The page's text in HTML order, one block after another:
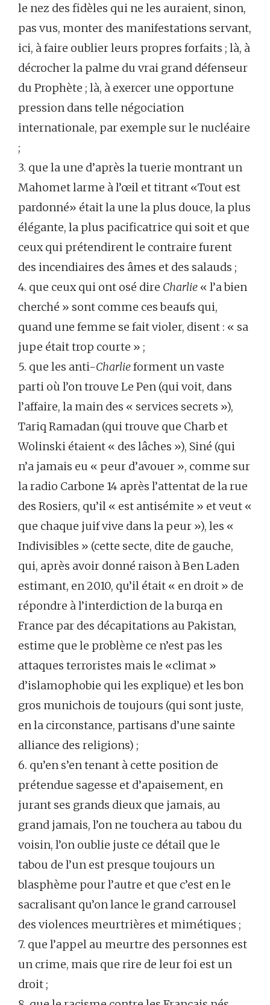
le nez des fidèles qui ne les auraient, sinon,
pas vus, monter des manifestations servant,
ici, à faire oublier leurs propres forfaits ; là, à
décrocher la palme du vrai grand défenseur
du Prophète ; là, à exercer une opportune
pression dans telle négociation
internationale, par exemple sur le nucléaire
;
3. que la une d’après la tuerie montrant un
Mahomet larme à l’œil et titrant «Tout est
pardonné» était la une la plus douce, la plus
élégante, la plus pacificatrice qui soit et que
ceux qui prétendirent le contraire furent
des incendiaires des âmes et des salauds ;
4. que ceux qui ont osé dire Charlie « l’a bien
cherché » sont comme ces beaufs qui,
quand une femme se fait violer, disent : « sa
jupe était trop courte » ;
5. que les anti-Charlieforment un vaste
parti où l’on trouve Le Pen (qui voit, dans
l’affaire, la main des « services secrets »),
Tariq Ramadan (qui trouve que Charb et
Wolinski étaient « des lâches »), Siné (qui
n’a jamais eu « peur d’avouer », comme sur
la radio Carbone 14 après l’attentat de la rue
des Rosiers, qu’il « est antisémite » et veut «
que chaque juif vive dans la peur »), les «
Indivisibles » (cette secte, dite de gauche,
qui, après avoir donné raison à Ben Laden
estimant, en 2010, qu’il était « en droit » de
répondre à l’interdiction de la burqa en
France par des décapitations au Pakistan,
estime que le problème ce n’est pas les
attaques terroristes mais le «climat »
d’islamophobie qui les explique) et les bon
gros munichois de toujours (qui sont juste,
en la circonstance, partisans d’une sainte
alliance des religions) ;
6. qu’en s’en tenant à cette position de
prétendue sagesse et d’apaisement, en
jurant ses grands dieux que jamais, au
grand jamais, l’on ne touchera au tabou du
voisin, l’on oublie juste ce détail que le
tabou de l’un est presque toujours un
blasphème pour l’autre et que c’est en le
sacralisant qu’on lance le grand carrousel
des violences meurtrières et mimétiques ;
7. que l’appel au meurtre des personnes est
un crime, mais que rire de leur foi est un
droit ;